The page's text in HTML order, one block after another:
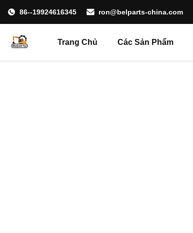
86--19924616345 ron@belparts-china.com
Trang Chủ Các Sản Phẩm